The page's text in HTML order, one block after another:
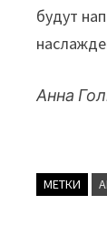
будут
Анна
МЕТКИ